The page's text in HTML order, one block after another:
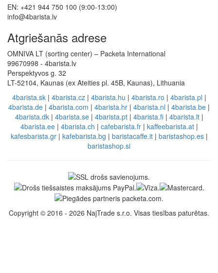
EN: +421 944 750 100 (9:00-13:00)
info@4barista.lv
Atgriešanās adrese
OMNIVA LT (sorting center) – Packeta International
99670998 - 4barista.lv
Perspektyvos g. 32
LT-52104, Kaunas (ex Ateities pl. 45B, Kaunas), Lithuania
4barista.sk| 4barista.cz| 4barista.hu | 4barista.ro | 4barista.pl |
4barista.de | 4barista.com | 4barista.hr | 4barista.nl | 4barista.be |
4barista.dk| 4barista.se| 4barista.pt| 4barista.fi| 4barista.lt|
4barista.ee| 4barista.ch | cafebarista.fr| kaffeebarista.at|
kafesbarista.gr| kafebarista.bg | baristacaffe.it| baristashop.es|
baristashop.si
Copyright © 2016 - 2026 NajTrade s.r.o. Visas tiesības paturētas.